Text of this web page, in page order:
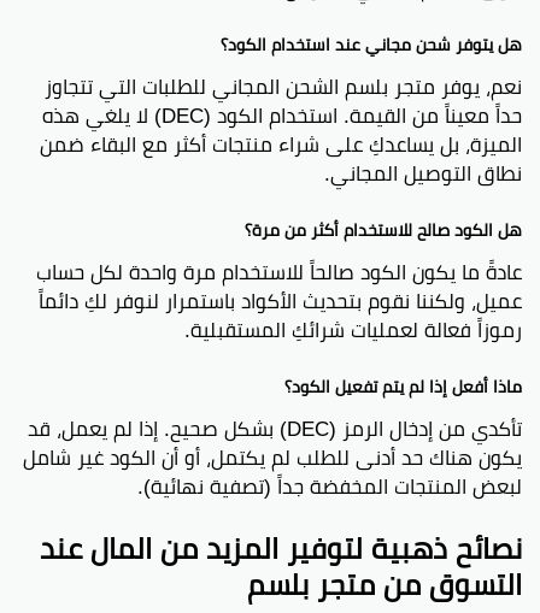
هل يتوفر شحن مجاني عند استخدام الكود؟
نعم، يوفر متجر بلسم الشحن المجاني للطلبات التي تتجاوز
حداً معيناً من القيمة. استخدام الكود (DEC) لا يلغي هذه
الميزة، بل يساعدكِ على شراء منتجات أكثر مع البقاء ضمن
نطاق التوصيل المجاني.
هل الكود صالح للاستخدام أكثر من مرة؟
عادةً ما يكون الكود صالحاً للاستخدام مرة واحدة لكل حساب
عميل، ولكننا نقوم بتحديث الأكواد باستمرار لنوفر لكِ دائماً
رموزاً فعالة لعمليات شرائكِ المستقبلية.
ماذا أفعل إذا لم يتم تفعيل الكود؟
تأكدي من إدخال الرمز (DEC) بشكل صحيح. إذا لم يعمل، قد
يكون هناك حد أدنى للطلب لم يكتمل، أو أن الكود غير شامل
لبعض المنتجات المخفضة جداً (تصفية نهائية).
نصائح ذهبية لتوفير المزيد من المال عند
التسوق من متجر بلسم